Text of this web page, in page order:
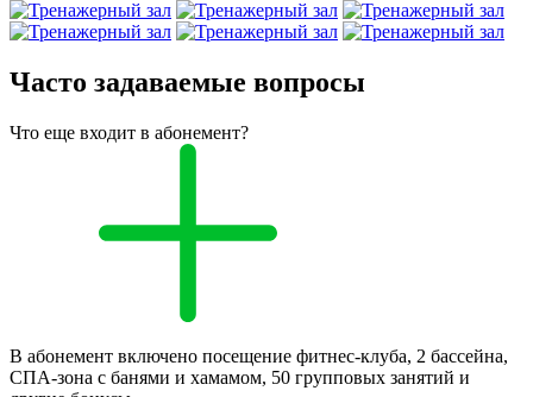
Часто задаваемые вопросы
Что еще входит в абонемент?
В абонемент включено посещение фитнес-клуба, 2 бассейна,
СПА-зона с банями и хамамом, 50 групповых занятий и